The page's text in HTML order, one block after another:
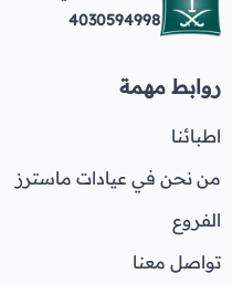
4030594998
روابط مهمة
اطبائنا
من نحن في عيادات ماسترز
الفروع
تواصل معنا